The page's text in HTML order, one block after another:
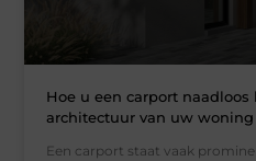
Hoe u een carport
architectuur van uw woning
Een carport staat vaak